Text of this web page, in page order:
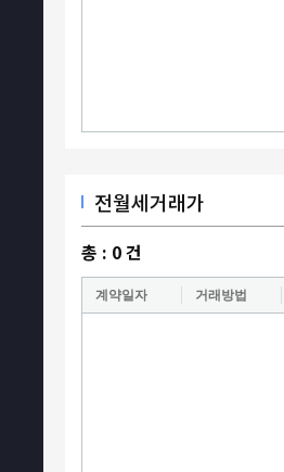
전월세거래가
총 : 0건
계약일자 거래방법